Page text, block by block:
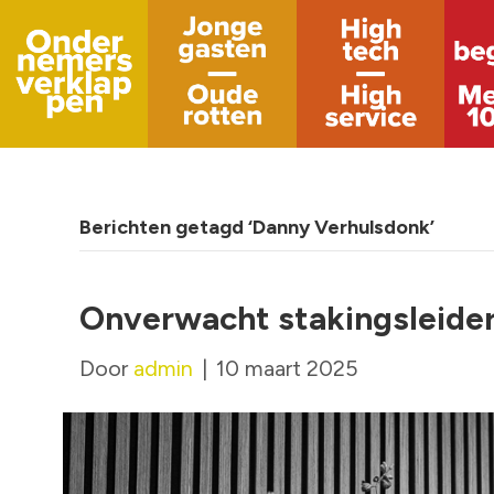
Berichten getagd ‘Danny Verhulsdonk’
Onverwacht
Door admin | 10 maart 2025